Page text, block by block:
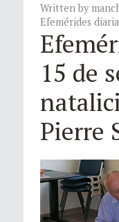
Written by
Efemérides
15 de
Pierre